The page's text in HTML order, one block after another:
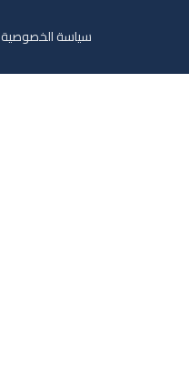
سياسة الخصوصية